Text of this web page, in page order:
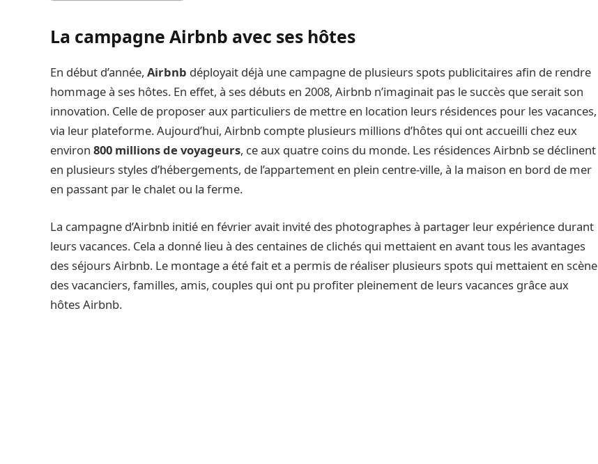
La campagne Airbnb avec ses hôtes
En début d’année, Airbnb déployait déjà une campagne de plusieurs spots publicitaires afin de rendre
hommage à ses hôtes. En effet, à ses débuts en 2008, Airbnb n’imaginait pas le succès que serait son
innovation. Celle de proposer aux particuliers de mettre en location leurs résidences pour les vacances,
via leur plateforme. Aujourd’hui, Airbnb compte plusieurs millions d’hôtes qui ont accueilli chez eux
environ 800 millions de voyageurs, ce aux quatre coins du monde. Les résidences Airbnb se déclinent
en plusieurs styles d’hébergements, de l’appartement en plein centre-ville, à la maison en bord de mer
en passant par le chalet ou la ferme.
La campagne d’Airbnb initié en février avait invité des photographes à partager leur expérience durant
leurs vacances. Cela a donné lieu à des centaines de clichés qui mettaient en avant tous les avantages
des séjours Airbnb. Le montage a été fait et a permis de réaliser plusieurs spots qui mettaient en scène
des vacanciers, familles, amis, couples qui ont pu profiter pleinement de leurs vacances grâce aux
hôtes Airbnb.